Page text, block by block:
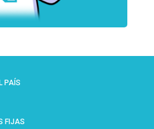
PAÍS
FIJAS